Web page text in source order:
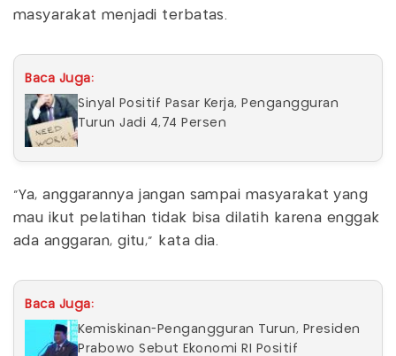
masyarakat menjadi terbatas.
Baca Juga:
Sinyal Positif Pasar Kerja, Pengangguran
Turun Jadi 4,74 Persen
"Ya, anggarannya jangan sampai masyarakat yang
mau ikut pelatihan tidak bisa dilatih karena enggak
ada anggaran, gitu," kata dia.
Baca Juga:
Kemiskinan-Pengangguran Turun, Presiden
Prabowo Sebut Ekonomi RI Positif